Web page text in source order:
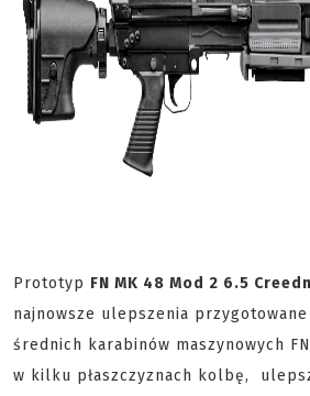
Prototyp FN MK 48 Mod 2 6.5
najnowsze ulepszenia
średnich karabinów maszynowych
w kilku płaszczyznach kolbę,